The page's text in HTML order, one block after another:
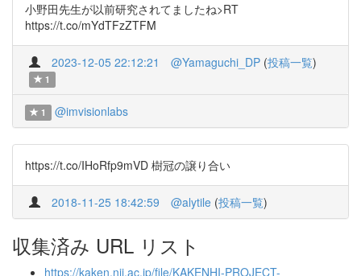
小野田先生が以前研究されてましたね>RT
https://t.co/mYdTFzZTFM
2023-12-05 22:12:21 @Yamaguchi_DP (投稿一覧)
1
1 @imvisionlabs
https://t.co/IHoRfp9mVD 樹冠の譲り合い
2018-11-25 18:42:59 @alytile (投稿一覧)
収集済み URL リスト
https://kaken.nii.ac.jp/file/KAKENHI-PROJECT-